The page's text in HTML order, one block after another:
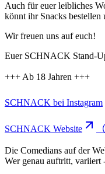
Auch für euer leibliches
könnt ihr Snacks bestellen
Wir freuen uns auf euch!
Euer SCHNACK Stand-
+++ Ab 18 Jahren +++
SCHNACK bei Instagram
SCHNACK Website
Die Comedians auf der
Wer genau auftritt, variiert